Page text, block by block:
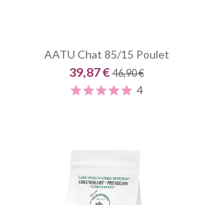
AATU Chat 85/15 Poulet
39,87 €46,90 €
4